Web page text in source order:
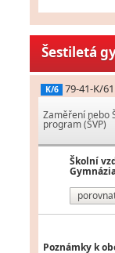
Šestiletá
K/6 79-41-K/61
Zaměření nebo
program (ŠVP)
Školní
Poznámky k